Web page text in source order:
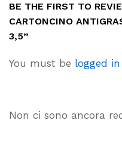
BE THE FIRST TO
CARTONCINO
3,5”
You must be logged in
Non ci sono ancora